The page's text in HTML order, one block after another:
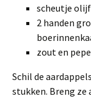
scheutje
2 handen
zout en
Schil de
stukken. Breng ze